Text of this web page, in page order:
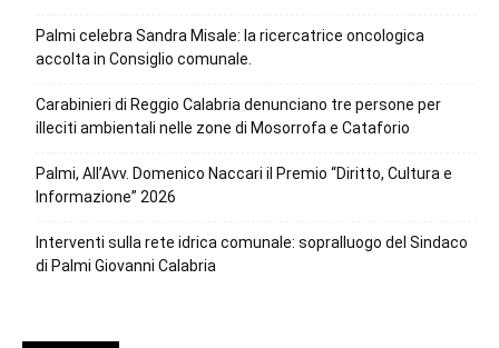
Palmi celebra Sandra Misale: la ricercatrice oncologica
accolta in Consiglio comunale.
Carabinieri di Reggio Calabria denunciano tre persone per
illeciti ambientali nelle zone di Mosorrofa e Cataforio
Palmi, All’Avv. Domenico Naccari il Premio “Diritto, Cultura e
Informazione” 2026
Interventi sulla rete idrica comunale: sopralluogo del Sindaco
di Palmi Giovanni Calabria